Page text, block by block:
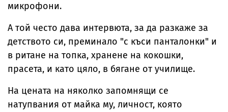
микрофони.
А той често дава интервюта, за да разкаже за
детството си, преминало "с къси панталонки" и
в ритане на топка, хранене на кокошки,
прасета, и като цяло, в бягане от училище.
На цената на няколко запомнящи се
натупвания от майка му, личност, която